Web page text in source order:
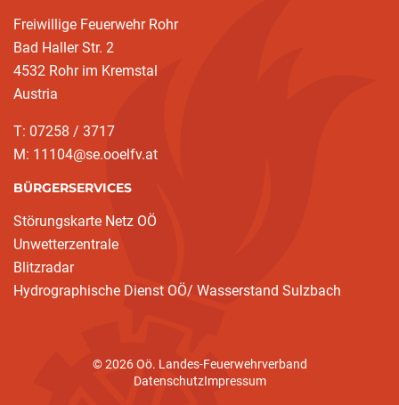
Freiwillige Feuerwehr Rohr
Bad Haller Str. 2
4532 Rohr im Kremstal
Austria
T: 07258 / 3717
M: 11104@se.ooelfv.at
BÜRGERSERVICES
Störungskarte Netz OÖ
Unwetterzentrale
Blitzradar
Hydrographische Dienst OÖ/ Wasserstand Sulzbach
© 2026 Oö. Landes-Feuerwehrverband
DatenschutzImpressum